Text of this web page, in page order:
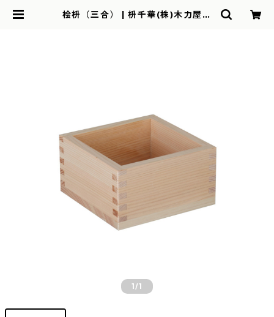
桧枡（三合） | 枡千華(株)木力屋辻
1/1